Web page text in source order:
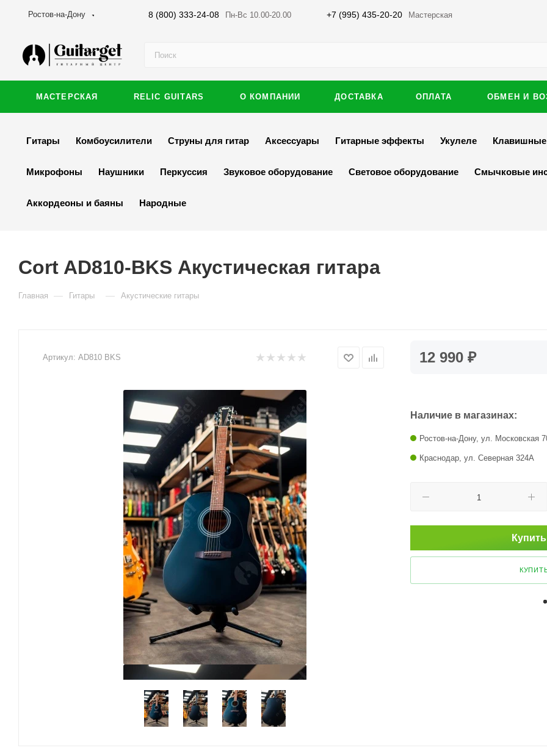
Ростов-на-Дону 8 (800) 333-24-08 Пн-Вс 10.00-20.00 +7 (995) 435-20-20 Мастерская
МАСТЕРСКАЯ RELIC GUITARS О КОМПАНИИ ДОСТАВКА ОПЛАТА ОБМЕН И
Гитары Комбоусилители Струны для гитар Аксессуары Гитарные эффекты Укулеле Клавишные
Микрофоны Наушники Перкуссия Звуковое оборудование Световое оборудование Смычковые
Аккордеоны и баяны Народные
Cort AD810-BKS Акустическая гитара
Главная — Гитары — Акустические гитары
Артикул: AD810 BKS 12 990 ₽
Наличие в магазинах:
Краснодар, ул. Северная 324А
Ростов-на-Дону, ул. Московская